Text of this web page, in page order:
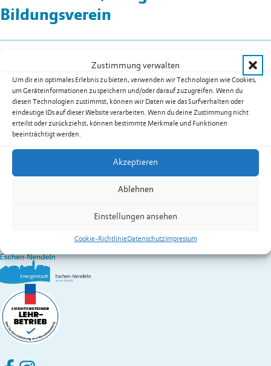
Zustimmung verwalten
Um dir ein optimales Erlebnis zu bieten, verwenden wir Technologien wie Cookies,
um Geräteinformationen zu speichern und/oder darauf zuzugreifen. Wenn du
diesen Technologien zustimmst, können wir Daten wie das Surfverhalten oder
eindeutige IDs auf dieser Website verarbeiten. Wenn du deine Zustimmung nicht
erteilst oder zurückziehst, können bestimmte Merkmale und Funktionen
beeinträchtigt werden.
Akzeptieren
Ablehnen
Einstellungen ansehen
Cookie-RichtlinieDatenschutzImpressum
Bildungsverein
9492Eschen
Mobil+41 76 318 00 34
E-Mailinfo@kib.li
Webkib.li
Kontakt:KayaAli
Vereine in Eschen
St. Martins-Ring 2, 9492 Eschen
+423 377 50 10, verwaltung@eschen.li